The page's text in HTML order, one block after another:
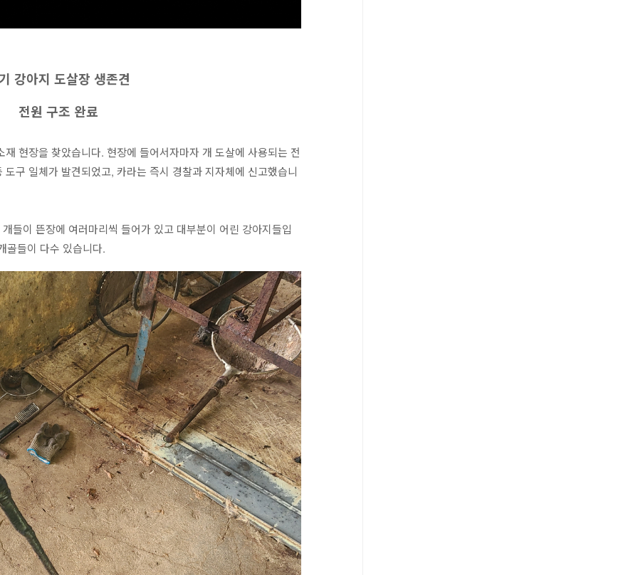
강아지 도살장 생존견
전원 구조 완료
현장을 찾았습니다. 현장에 들어서자마자 개 도살에 사용되는 전
구 일체가 발견되었고, 카라는 즉시 경찰과 지자체에 신고했습니
들이 뜬장에 여러마리씩 들어가 있고 대부분이 어린 강아지들입
골들이 다수 있습니다.